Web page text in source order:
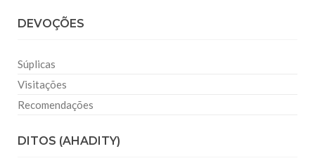
DEVOÇÕES
Súplicas
Visitações
Recomendações
DITOS (AHADITY)